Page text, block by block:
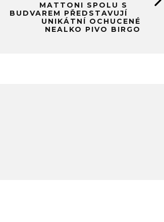
MATTONI SPOLU S
BUDVAREM PŘEDSTAVUJÍ
UNIKÁTNÍ OCHUCENÉ
NEALKO PIVO BIRGO